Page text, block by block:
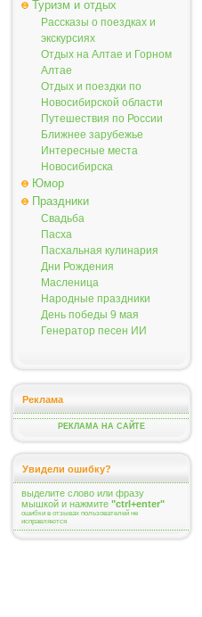
Туризм и отдых
Рассказы о поездках и
экскурсиях
Отдых на Алтае и Горном
Алтае
Отдых и поездки по
Новосибирской области
Путешествия по России
Ближнее зарубежье
Интересные места
Новосибирска
Юмор
Праздники
Свадьба
Пасха
Пасхальная кулинария
Дни Рождения
Масленица
Народные праздники
День победы 9 мая
Генератор песен ИИ
Реклама
РЕКЛАМА НА САЙТЕ
Увидели ошибку?
выделите слово или фразу
мышкой и нажмите "ctrl+enter"
ошибки в отзывах пользователей не
исправляются